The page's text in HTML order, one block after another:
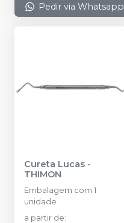
Pedir via Whatsapp
Cureta Lucas -
THIMON
Embalagem com 1
unidade
a partir de: